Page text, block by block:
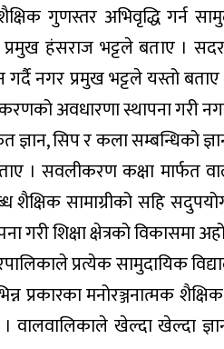
गुणस्तर अभिवृद्धि गर्न
हंसराज भट्टले बताए ।
नगर प्रमुख भट्टले यस्तो
अवधारणा स्थापना गरी
ज्ञान, सिप र कला सम्बन्धिको
। सवलीकरण कक्षा मार्फत
सामाग्रीको सहि
शिक्षा क्षेत्रको विकासमा
प्रत्येक सामुदायिक
मनोरञ्जनात्मक शैक्षिक
वालवालिकाले खेल्दा खेल्दा